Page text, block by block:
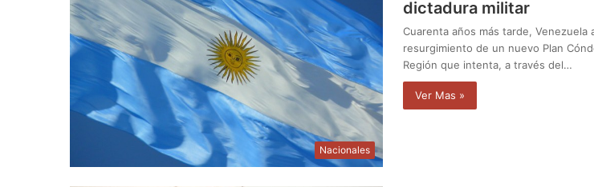
Nacionales
dictadura militar
Cuarenta años más tarde, Venezuela
resurgimiento de un nuevo Plan
Región que intenta, a través del…
Ver Mas »